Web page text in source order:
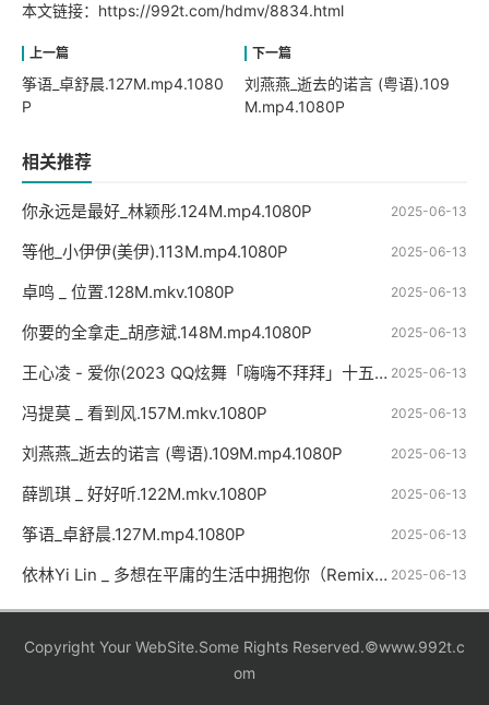
本文链接： https://992t.com/hdmv/8834.html
筝语_卓舒晨.127M.mp4.1080
P
刘燕燕_逝去的诺言 (粤语).109
M.mp4.1080P
相关推荐
2025-06-13
你永远是最好_林颖彤.124M.mp4.1080P
2025-06-13
等他_小伊伊(美伊).113M.mp4.1080P
2025-06-13
卓鸣 _ 位置.128M.mkv.1080P
2025-06-13
你要的全拿走_胡彦斌.148M.mp4.1080P
2025-06-13
王心凌 - 爱你(2023 QQ炫舞「嗨嗨不拜拜」十五周年特别节目现场)MV
2025-06-13
冯提莫 _ 看到风.157M.mkv.1080P
2025-06-13
刘燕燕_逝去的诺言 (粤语).109M.mp4.1080P
2025-06-13
薛凯琪 _ 好好听.122M.mkv.1080P
2025-06-13
筝语_卓舒晨.127M.mp4.1080P
2025-06-13
依林Yi Lin _ 多想在平庸的生活中拥抱你（Remix快版）.150M.mp4.1080P
Copyright Your WebSite.Some Rights Reserved.©www.992t.c
om